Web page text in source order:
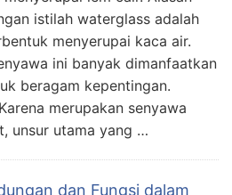
istilah waterglass adalah
menyerupai kaca air.
ini banyak dimanfaatkan
beragam kepentingan.
merupakan senyawa
unsur utama yang …
dan Fungsi dalam